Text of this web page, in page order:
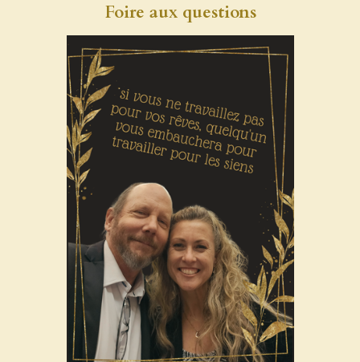
Foire aux questions